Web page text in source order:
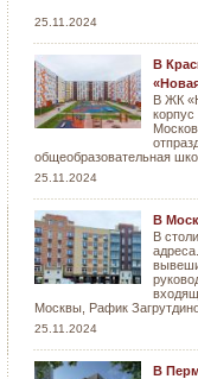
25.11.2024
В
В ЖК
общеобразовательная
25.11.2024
В
В
Москвы, Рафик
25.11.2024
В